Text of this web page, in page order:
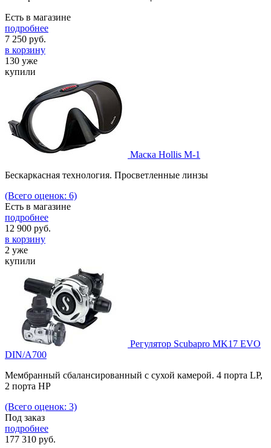
Есть в магазине
подробнее
7 250 руб.
в корзину
130 уже
купили
Маска Hollis M-1
Бескаркасная технология. Просветленные линзы
(Всего оценок: 6)
Есть в магазине
подробнее
12 900 руб.
в корзину
2 уже
купили
Регулятор Scubapro MK17 EVO
DIN/A700
Мембранный сбалансированный с сухой камерой. 4 порта LP,
2 порта HP
(Всего оценок: 3)
Под заказ
подробнее
177 310 руб.